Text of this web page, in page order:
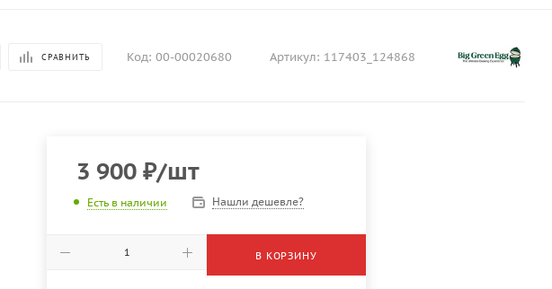
СРАВНИТЬ Код: 00-00020680 Артикул: 117403_124868
3 900 ₽/шт
Есть в наличии Нашли дешевле?
В КОРЗИНУ